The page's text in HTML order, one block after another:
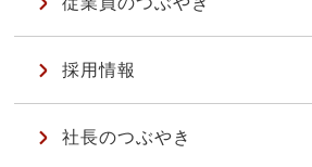
採用情報
社長のつぶやき